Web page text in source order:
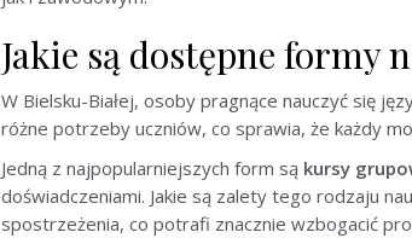
Jakie są dostępne formy
W Bielsku-Białej, osoby pragnące nauczyć się
różne potrzeby uczniów, co sprawia, że każdy
Jedną z najpopularniejszych form są kursy
doświadczeniami. Jakie są zalety tego rodzaju
spostrzeżenia, co potrafi znacznie wzbogacić